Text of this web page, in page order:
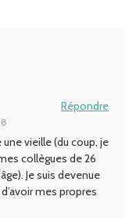
Répondre
une vieille (du coup, je
collègues de 26
Je suis devenue
mes propres